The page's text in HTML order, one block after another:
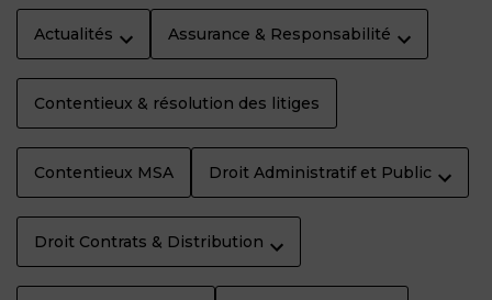
Actualités Assurance & Responsabilité
Contentieux & résolution des litiges
Contentieux MSA Droit Administratif et Public
Droit Contrats & Distribution